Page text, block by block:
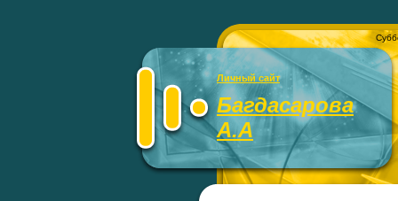
Личный сайт
Багдасарова
А.А